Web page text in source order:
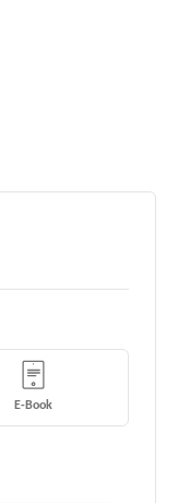
E-Book